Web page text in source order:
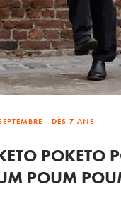
- DÈS 7 ANS
POKETO
POUM